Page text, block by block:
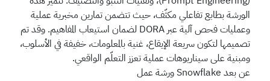
الورشة بطابع تفاعلي مكثّف، حيث تتضمن تمارين مخبرية عملية
وعمليات فحص آلية عبر DORA لضمان استيعاب المفاهيم. وقد تم
تصميمها لتكون سريعة الإيقاع، غنية بالمعلومات، خفيفة في الأسلوب،
ومبنية على سيناريوهات عملية تعزز التعلّم الواقعي.
عن بعد Snowflake ورشة عمل